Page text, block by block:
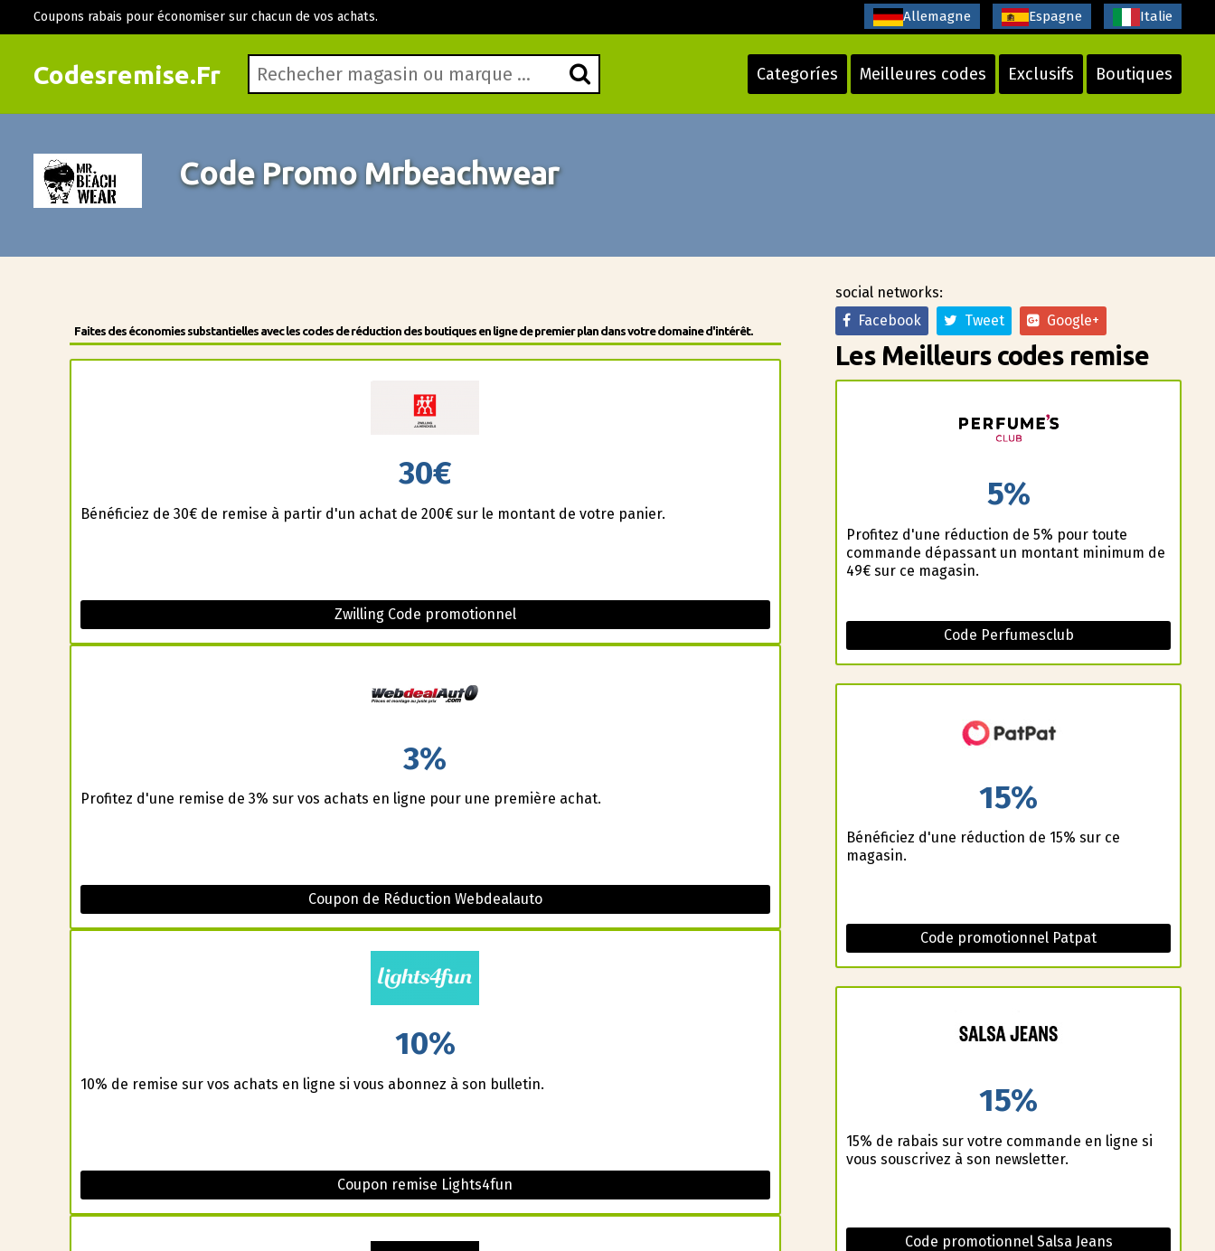
Codesremise.Fr Categoríes Meilleures codes Exclusifs Boutiques
Coupons rabais pour économiser sur chacun de vos achats. Allemagne Espagne Italie
Code Promo Mrbeachwear
Faites des économies substantielles avec les codes de réduction des boutiques en ligne de premier plan dans votre domaine d'intérêt.
30€
Bénéficiez de 30€ de remise à partir d'un achat de 200€ sur le montant de votre panier.
Zwilling Code promotionnel
3%
Profitez d'une remise de 3% sur vos achats en ligne pour une première achat.
Coupon de Réduction Webdealauto
10%
10% de remise sur vos achats en ligne si vous abonnez à son bulletin.
Coupon remise Lights4fun
social networks:
Facebook
Tweet Google+
Les Meilleurs codes remise
5%
Profitez d'une réduction de 5% pour toute
commande dépassant un montant minimum de
49€ sur ce magasin.
Code Perfumesclub
15%
Bénéficiez d'une réduction de 15% sur ce
magasin.
Code promotionnel Patpat
15%
15% de rabais sur votre commande en ligne si
vous souscrivez à son newsletter.
Code promotionnel Salsa Jeans